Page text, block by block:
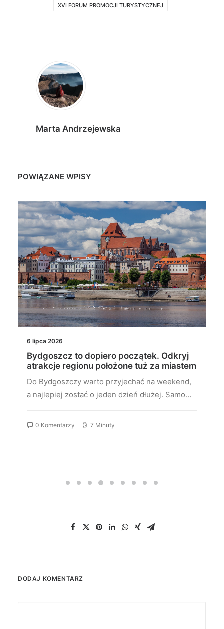
XVI FORUM PROMOCJI TURYSTYCZNEJ
Marta Andrzejewska
POWIĄZANE WPISY
6 lipca 2026
Bydgoszcz to dopiero początek. Odkryj
atrakcje regionu położone tuż za miastem
Do Bydgoszczy warto przyjechać na weekend,
a najlepiej zostać o jeden dzień dłużej. Samo…
0 Komentarzy 7 Minuty
DODAJ KOMENTARZ